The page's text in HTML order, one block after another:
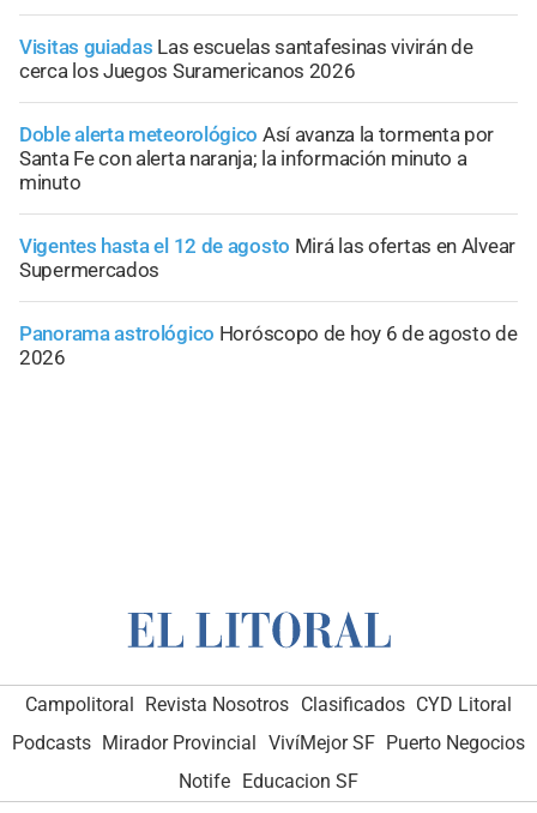
Visitas guiadas Las escuelas santafesinas vivirán de
cerca los Juegos Suramericanos 2026
Doble alerta meteorológico Así avanza la tormenta por
Santa Fe con alerta naranja; la información minuto a
minuto
Vigentes hasta el 12 de agosto Mirá las ofertas en Alvear
Supermercados
Panorama astrológico Horóscopo de hoy 6 de agosto de
2026
Campolitoral Revista Nosotros Clasificados CYD Litoral
Podcasts Mirador Provincial VivíMejor SF Puerto Negocios
Notife
Educacion SF